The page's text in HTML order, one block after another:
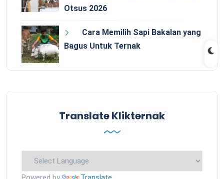
Otsus 2026
Cara Memilih Sapi Bakalan yang
Bagus Untuk Ternak
Translate Klikternak